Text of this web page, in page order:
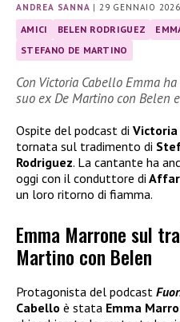
ANDREA SANNA |29 GENNAIO 2026
AMICI BELEN RODRIGUEZ
STEFANO DE MARTINO
Con Victoria Cabello Emma
suo ex De Martino con Belen
Ospite del podcast di Victoria
tornata sul tradimento di
Rodriguez. La cantante ha
oggi con il conduttore di
un loro ritorno di fiamma.
Emma Marrone sul
Martino con Belen
Protagonista del podcast
Cabello è stata Emma